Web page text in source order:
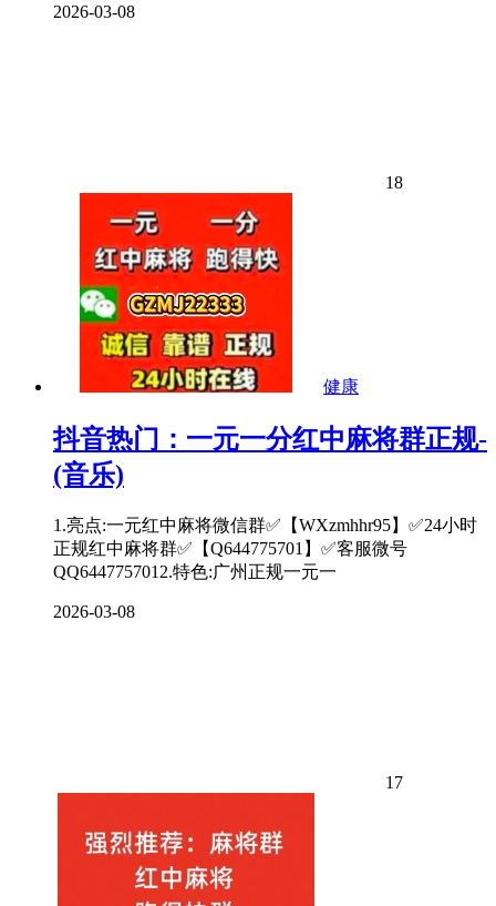
2026-03-08
18
健康
抖音热门：一元一分红中麻将群正规-
(音乐)
1.亮点:一元红中麻将微信群✅【WXzmhhr95】✅24小时
正规红中麻将群✅【Q644775701】✅客服微号
QQ6447757012.特色:广州正规一元一
2026-03-08
17